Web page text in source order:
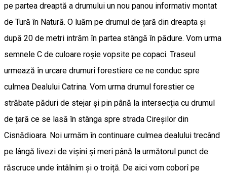
pe partea dreaptă a drumului un nou panou informativ montat
de Tură în Natură. O luăm pe drumul de țară din dreapta și
după 20 de metri intrăm în partea stângă în pădure. Vom urma
semnele C de culoare roșie vopsite pe copaci. Traseul
urmează în urcare drumuri forestiere ce ne conduc spre
culmea Dealului Catrina. Vom urma drumul forestier ce
străbate păduri de stejar și pin până la intersecția cu drumul
de țară ce se lasă în stânga spre strada Cireșilor din
Cisnădioara. Noi urmăm în continuare culmea dealului trecând
pe lângă livezi de vișini și meri până la următorul punct de
răscruce unde întâlnim și o troiță. De aici vom coborî pe